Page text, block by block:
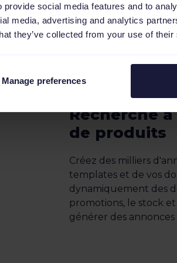
social media features and to
media, advertising and analytics
they’ve collected from your use of
Manage preferencesGénérez
campagnes
Recherche
de produits
Créez des milliers
templates et de vos
dynamiquement des
promotions, le stock
générer des